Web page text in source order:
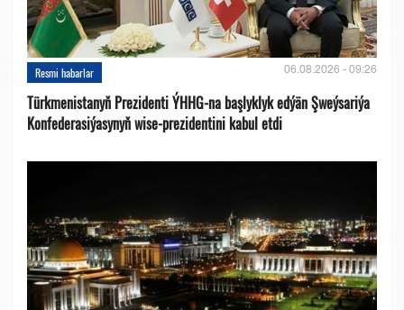
Resmi habarlar 06.08.2026 - 09:26
Türkmenistanyň Prezidenti ÝHHG-na başlyklyk edýän Şweýsariýa
Konfederasiýasynyň wise-prezidentini kabul etdi